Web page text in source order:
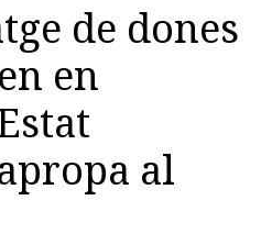
de dones
en
al